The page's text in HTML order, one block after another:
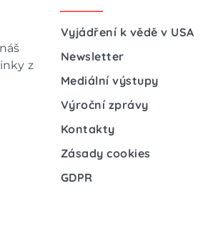
z
Vyjádření k vědě v USA
Newsletter
Mediální výstupy
Výroční zprávy
Kontakty
Zásady cookies
GDPR